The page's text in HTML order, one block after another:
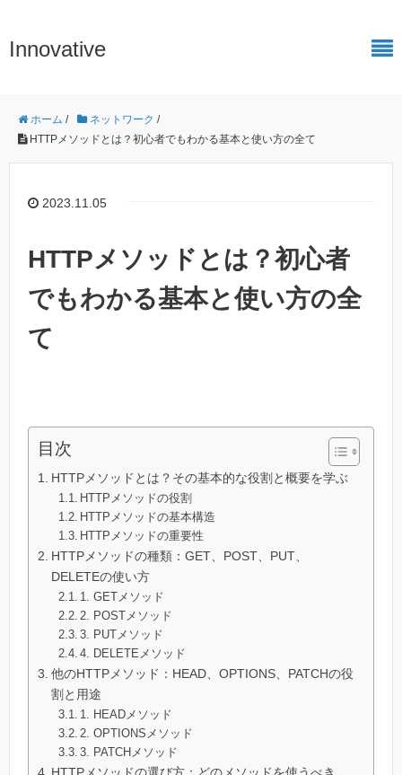
Innovative
ホーム / ネットワーク /
HTTPメソッドとは？初心者でもわかる基本と使い方の全て
2023.11.05
HTTPメソッドとは？初心者
でもわかる基本と使い方の全
て
目次
HTTPメソッドとは？その基本的な役割と概要を学ぶ
HTTPメソッドの役割
HTTPメソッドの基本構造
HTTPメソッドの重要性
HTTPメソッドの種類：GET、POST、PUT、
DELETEの使い方
1. GETメソッド
2. POSTメソッド
3. PUTメソッド
4. DELETEメソッド
他のHTTPメソッド：HEAD、OPTIONS、PATCHの役
割と用途
1. HEADメソッド
2. OPTIONSメソッド
3. PATCHメソッド